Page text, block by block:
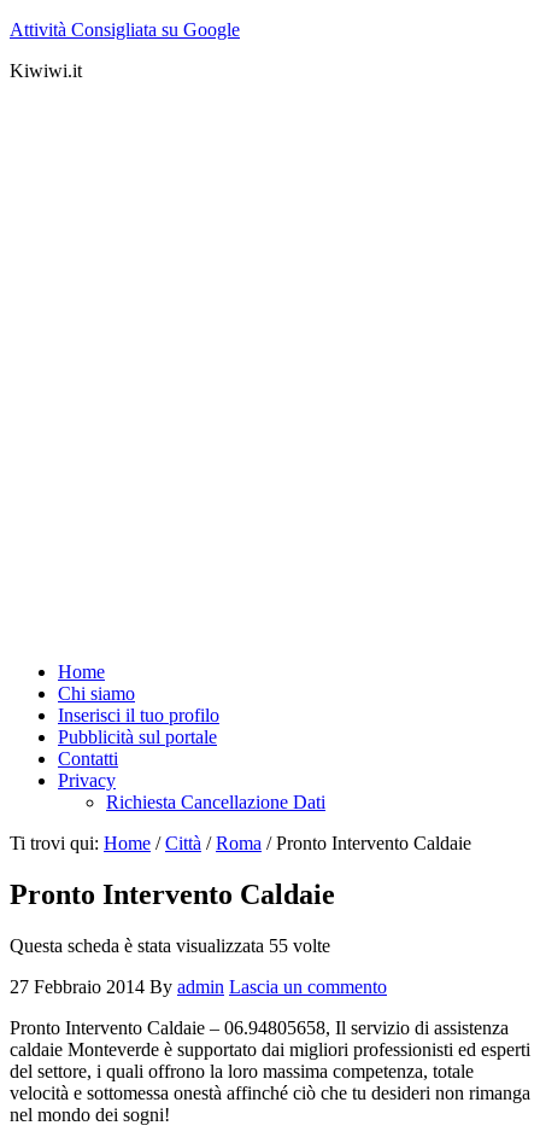
Attività Consigliata su Google
Kiwiwi.it
Home
Chi siamo
Inserisci il tuo profilo
Pubblicità sul portale
Contatti
Privacy
Richiesta Cancellazione Dati
Ti trovi qui: Home / Città / Roma /Pronto Intervento Caldaie
Pronto Intervento Caldaie
Questa scheda è stata visualizzata 55 volte
27 Febbraio 2014 By admin Lascia un commento
Pronto Intervento Caldaie – 06.94805658, Il servizio di assistenza
caldaie Monteverde è supportato dai migliori professionisti ed esperti
del settore, i quali offrono la loro massima competenza, totale
velocità e sottomessa onestà affinché ciò che tu desideri non rimanga
nel mondo dei sogni!